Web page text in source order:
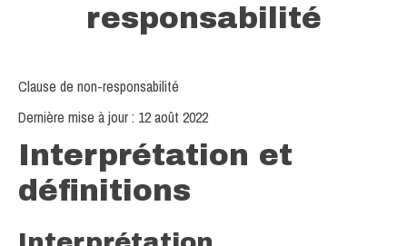
responsabilité
Clause de non-responsabilité
Dernière mise à jour : 12 août 2022
Interprétation et
définitions